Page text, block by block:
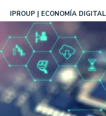
IPROUP ECONOMÍA DIGITAL